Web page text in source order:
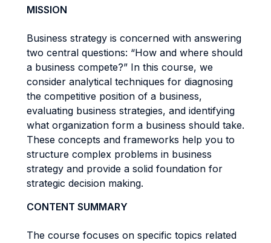
MISSION
Business strategy is concerned with answering
two central questions: “How and where should
a business compete?” In this course, we
consider analytical techniques for diagnosing
the competitive position of a business,
evaluating business strategies, and identifying
what organization form a business should take.
These concepts and frameworks help you to
structure complex problems in business
strategy and provide a solid foundation for
strategic decision making.
CONTENT SUMMARY
The course focuses on specific topics related